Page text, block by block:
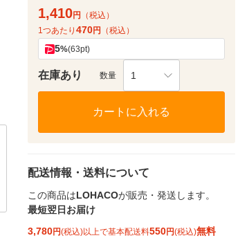
1,410円
（税込）
1つあたり 470円 （税込）
5%(63pt)
在庫あり 数量 1
カートに入れる
配送情報・送料について
この商品はLOHACOが販売・発送します。
最短翌日お届け
3,780円(税込)以上で基本配送料550円(税込)無料